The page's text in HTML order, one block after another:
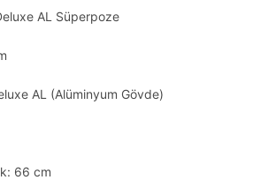
AL Süperpoze
AL (Alüminyum Gövde)
66 cm